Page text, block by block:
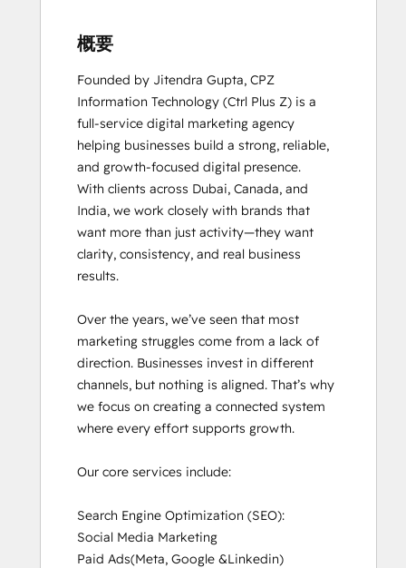
概要
Founded by Jitendra Gupta, CPZ
Information Technology (Ctrl Plus Z) is a
full-service digital marketing agency
helping businesses build a strong, reliable,
and growth-focused digital presence.
With clients across Dubai, Canada, and
India, we work closely with brands that
want more than just activity—they want
clarity, consistency, and real business
results.
Over the years, we’ve seen that most
marketing struggles come from a lack of
direction. Businesses invest in different
channels, but nothing is aligned. That’s why
we focus on creating a connected system
where every effort supports growth.
Our core services include:
Search Engine Optimization (SEO):
Social Media Marketing
Paid Ads(Meta, Google &Linkedin)